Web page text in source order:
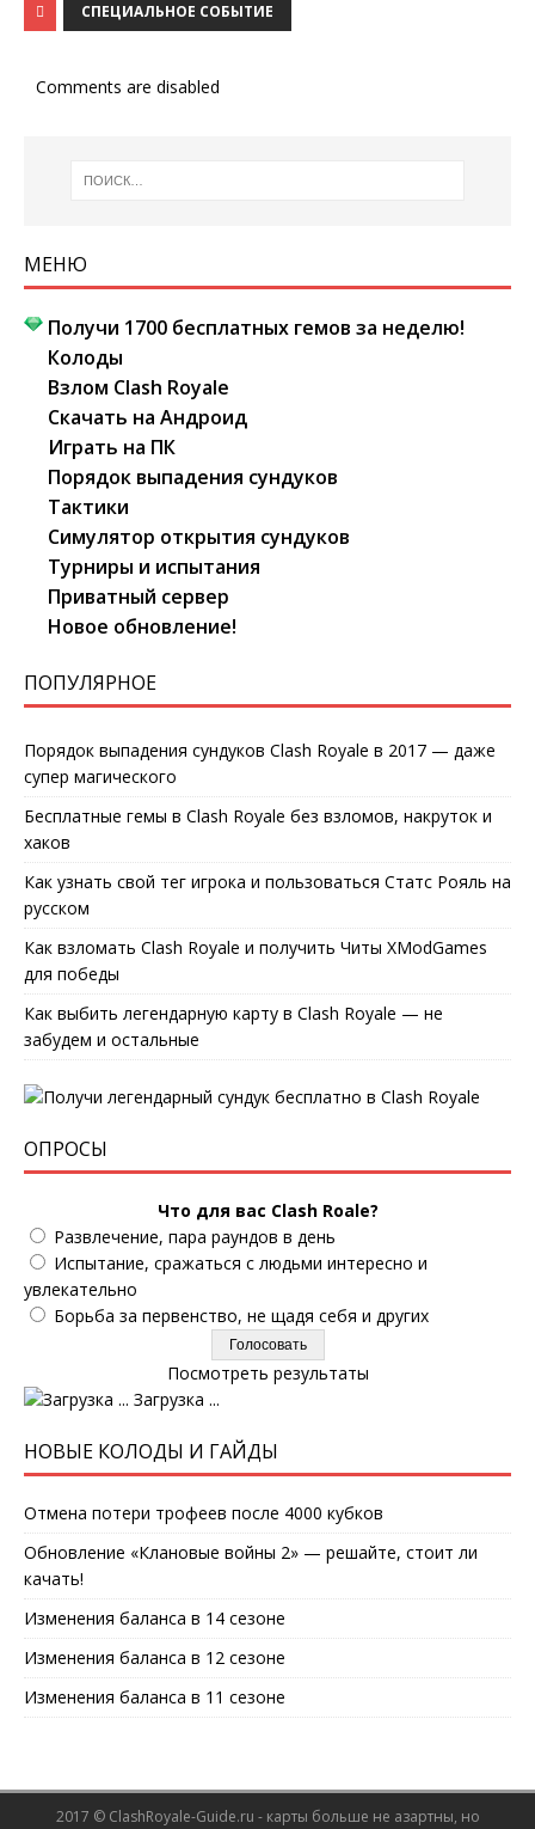
СПЕЦИАЛЬНОЕ СОБЫТИЕ
Comments are disabled
МЕНЮ
Получи 1700 бесплатных гемов за неделю!
Колоды
Взлом Clash Royale
Скачать на Андроид
Играть на ПК
Порядок выпадения сундуков
Тактики
Симулятор открытия сундуков
Турниры и испытания
Приватный сервер
Новое обновление!
ПОПУЛЯРНОЕ
Порядок выпадения сундуков Clash Royale в 2017 — даже
супер магического
Бесплатные гемы в Clash Royale без взломов, накруток и
хаков
Как узнать свой тег игрока и пользоваться Статс Рояль на
русском
Как взломать Clash Royale и получить Читы XModGames
для победы
Как выбить легендарную карту в Clash Royale — не
забудем и остальные
ОПРОСЫ
Что для вас Clash Roale?
Развлечение, пара раундов в день
Испытание, сражаться с людьми интересно и
увлекательно
Борьба за первенство, не щадя себя и других
Посмотреть результаты
Загрузка ...
НОВЫЕ КОЛОДЫ И ГАЙДЫ
Отмена потери трофеев после 4000 кубков
Обновление «Клановые войны 2» — решайте, стоит ли
качать!
Изменения баланса в 14 сезоне
Изменения баланса в 12 сезоне
Изменения баланса в 11 сезоне
2017 © ClashRoyale-Guide.ru - карты больше не азартны, но